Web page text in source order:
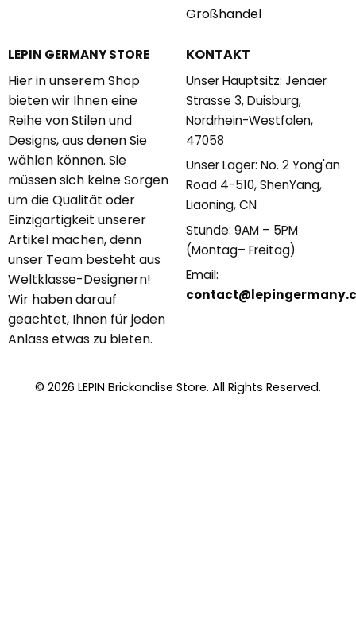
Großhandel
LEPIN GERMANY STORE
Hier in unserem Shop
bieten wir Ihnen eine
Reihe von Stilen und
Designs, aus denen Sie
wählen können. Sie
müssen sich keine Sorgen
um die Qualität oder
Einzigartigkeit unserer
Artikel machen, denn
unser Team besteht aus
Weltklasse-Designern!
Wir haben darauf
geachtet, Ihnen für jeden
Anlass etwas zu bieten.
KONTAKT
Unser Hauptsitz: Jenaer
Strasse 3, Duisburg,
Nordrhein-Westfalen,
47058
Unser Lager: No. 2 Yong'an
Road 4-510, ShenYang,
Liaoning, CN
Stunde: 9AM – 5PM
(Montag– Freitag)
Email:
© 2026 LEPIN Brickandise Store. All Rights Reserved.